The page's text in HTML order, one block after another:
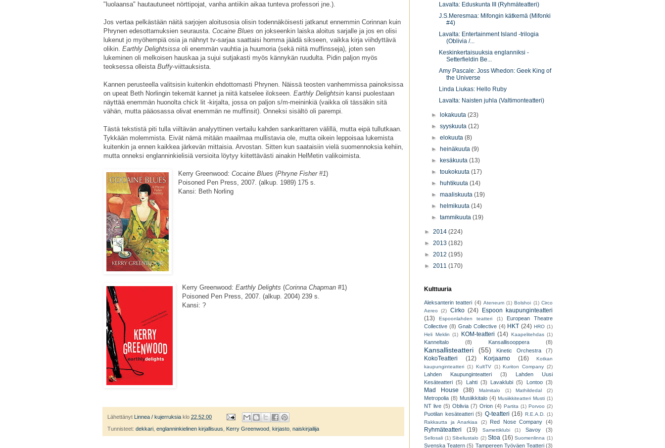
"luolaansa" hautautuneet nörttipojat, vanha antiikin aikaa tunteva professori jne.).
Jos vertaa pelkästään näitä sarjojen aloitusosia olisin todennäköisesti jatkanut ennemmin Corinnan kuin
Phrynen edesottamuksien seurausta. Cocaine Blues on jokseenkin laiska aloitus sarjalle ja jos en olisi
lukenut jo myöhempiä osia ja nähnyt tv-sarjaa saattaisi homma jäädä sikseen, vaikka kirja viihdyttävä
olikin. Earthly Delightsissa oli enemmän vauhtia ja huumoria (sekä niitä muffinsseja), joten sen
lukeminen oli melkoisen hauskaa ja sujui sutjakasti myös kännykän ruudulta. Pidin paljon myös
teoksessa olleista Buffy-viittauksista.
Kannen perusteella valitsisin kuitenkin ehdottomasti Phrynen. Näissä teosten vanhemmissa painoksissa
on upeat Beth Norlingin tekemät kannet ja niitä katselee ilokseen. Earthly Delightsin kansi puolestaan
näyttää enemmän huonolta chick lit -kirjalta, jossa on paljon s/m-meininkiä (vaikka oli tässäkin sitä
vähän, mutta pääosassa olivat enemmän ne muffinsit). Onneksi sisältö oli parempi.
Tästä tekstistä piti tulla viiltävän analyyttinen vertailu kahden sankarittaren välillä, mutta eipä tullutkaan.
Tykkään molemmista. Eivät nämä mitään maailmaa mullistavia ole, mutta oikein leppoisaa lukemista
kuitenkin ja ennen kaikkea järkevän mittaisia. Arvostan. Sitten kun saataisiin vielä suomennoksia kehiin,
mutta onneksi englanninkielisiä versioita löytyy kiitettävästi ainakin HelMetin valikoimista.
Kerry Greenwood:Cocaine Blues (Phryne Fisher #1)
Poisoned Pen Press, 2007. (alkup. 1989) 175 s.
Kansi: Beth Norling
Kerry Greenwood:Earthly Delights (Corinna Chapman #1)
Poisoned Pen Press, 2007. (alkup. 2004) 239 s.
Kansi: ?
Lähettänyt Linnea / kujerruksia klo 22.52.00
Tunnisteet: dekkari englanninkielinen kirjallisuus Kerry Greenwood kirjasto naiskirjailija
Lavalta: Eduskunta III (Ryhmäteatteri)
J.S.Meresmaa: Mifongin kätkemä (Mifonki
#4)
Lavalta: Entertainment Island -trilogia
(Oblivia /...
Keskinkertaisuuksia englanniksi -
Setterfieldin Be...
Amy Pascale: Joss Whedon: Geek King of
the Universe
Linda Liukas: Hello Ruby
Lavalta: Naisten juhla (Valtimonteatteri)
► lokakuuta(23)
►syyskuuta(12)
►elokuuta(8)
► heinäkuuta(9)
►
kesäkuuta(13)
►toukokuuta(17)
► huhtikuuta(14)
►maaliskuuta(19)
► helmikuuta(14)
►tammikuuta(19)
► 2014 (224)
► 2013 (182)
► 2012 (195)
► 2011 (170)
Kulttuuria
Aleksanterin teatteri (4) Ateneum (1) Bolshoi (1) Circo
Aereo
(2) Cirko (24)
Espoon kaupunginteatteri
(13)
Espoonlahden teatteri (1)
European Theatre
Collective (8) Gnab Collective (4) HKT (24) HRO (1)
Heli Meklin (1) KOM-teatteri (14) Kaapelitehdas (1)
Kanneltalo (8) Kansallisooppera (8)
Kansallisteatteri (55) Kinetic Orchestra (7)
KokoTeatteri (12) Korjaamo (16)
Kotkan
kaupunginteatteri (1) KultTV (1) Kuriton Company (2)
Lahden Kaupunginteatteri (3)
Lahden Uusi
Kesäteatteri (5) Lahti (3) Lavaklubi (5) Lontoo (3)
Mad House (38) Malmitalo (1) Mathildedal (2)
Metropolia (8) Musiikkitalo (4) Musiikkiteatteri Musti (1)
NT live (5) Oblivia (7) Orion (4) Partita (1) Porvoo (2)
Puotilan kesäteatteri (5) Q-teatteri (16) R.E.A.D. (1)
Rakkautta ja Anarkiaa
(2) Red Nose Company (4)
Ryhmäteatteri (19) Samettiklubi (1) Savoy (3)
Sellosali (1) Sibeliustalo (2) Stoa (16) Suomenlinna (1)
Svenska Teatern (5) Tampereen Työväen Teatteri (3)